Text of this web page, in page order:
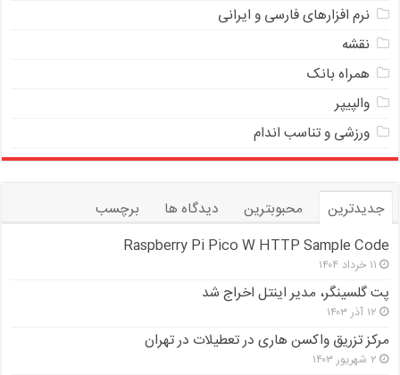
نرم افزارهای فارسی و ایرانی
نقشه
همراه بانک
والپیپر
ورزشی و تناسب اندام
جدیدترین محبوبترین دیدگاه ها
برچسب
Raspberry Pi Pico W HTTP Sample Code
۱۱ خرداد ۱۴۰۴
پت گلسینگر، مدیر اینتل اخراج شد
۱۲ آذر ۱۴۰۳
مرکز تزریق واکسن هاری در تعطیلات در تهران
۲ شهریور ۱۴۰۳